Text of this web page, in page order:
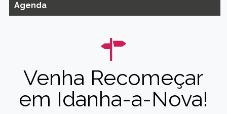
Agenda
Venha Recomeçar
em Idanha-a-Nova!